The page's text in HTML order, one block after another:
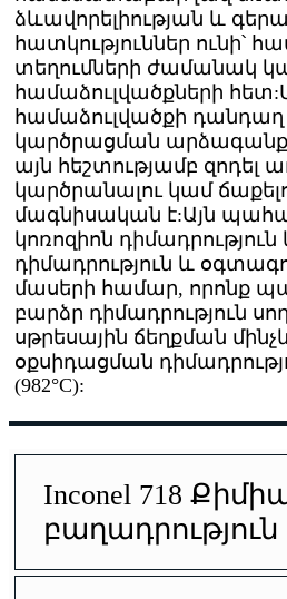
ձևավորելիության և
հատկություններ ունի՝
տեղումների ժամանակ
համաձուլվածքների
համաձուլվածքի դանդաղ
կարծրացման արձագանքը
այն հեշտությամբ զոդել
կարծրանալու կամ
մագնիսական է:Այն
կոռոզիոն
դիմադրություն և
մասերի համար, որոնք
բարձր դիմադրություն
սթրեսային ճեղքման մինչև
օքսիդացման
(982°C):
Inconel 718
բաղադրություն